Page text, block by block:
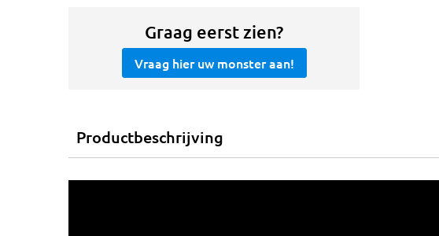
Graag eerst zien?
Vraag hier uw monster aan!
Productbeschrijving